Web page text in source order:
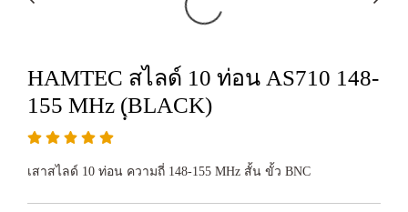
HAMTEC สไลด์ 10 ท่อน AS710 148-
155 MHz (ฺฺBLACK)
เสาสไลด์ 10 ท่อน ความถี่ 148-155 MHz สั้น ขั้ว BNC